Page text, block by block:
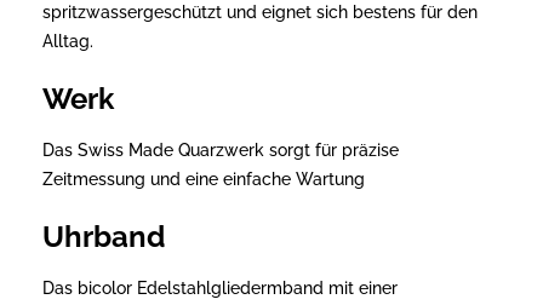
spritzwassergeschützt und eignet sich bestens für den
Alltag.
Werk
Das Swiss Made Quarzwerk sorgt für präzise
Zeitmessung und eine einfache Wartung
Uhrband
Das bicolor Edelstahlgliedermband mit einer